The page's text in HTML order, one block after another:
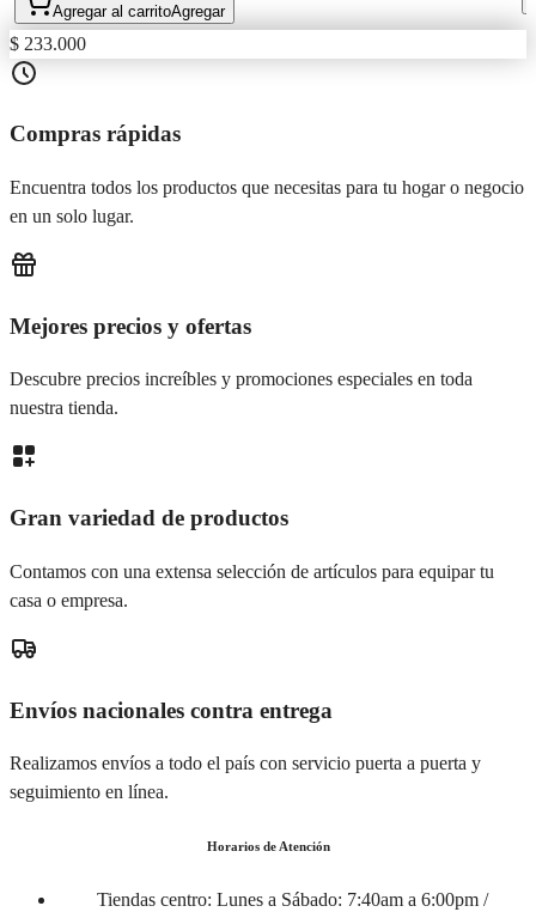
Agregar al carritoAgregar
$ 233.000
Compras rápidas
Encuentra todos los productos que necesitas para tu hogar o negocio
en un solo lugar.
Mejores precios y ofertas
Descubre precios increíbles y promociones especiales en toda
nuestra tienda.
Gran variedad de productos
Contamos con una extensa selección de artículos para equipar tu
casa o empresa.
Envíos nacionales contra entrega
Realizamos envíos a todo el país con servicio puerta a puerta y
seguimiento en línea.
Horarios de Atención
Tiendas centro: Lunes a Sábado: 7:40am a 6:00pm /